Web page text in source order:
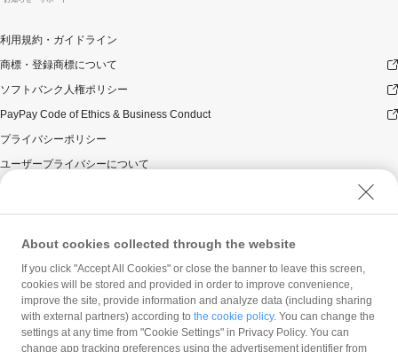
利用規約・ガイドライン
商標・登録商標について
ソフトバンク人権ポリシー
PayPay Code of Ethics & Business Conduct
プライバシーポリシー
ユーザープライバシーについて
ウェブサイト利用規約
反社会的勢力に対する方針
勧誘方針
マネロン等基本方針
カスタマーハラスメントに関する当社の考え方
About cookies collected through the website
If you click "Accept All Cookies" or close the banner to leave this screen,
cookies will be stored and provided in order to improve convenience,
improve the site, provide information and analyze data (including sharing
with external partners) according to the cookie policy. You can change the
settings at any time from "Cookie Settings" in Privacy Policy. You can
change app tracking preferences using the advertisement identifier from